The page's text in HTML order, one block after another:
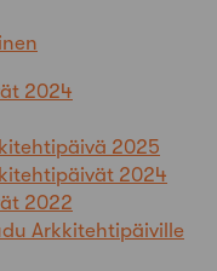
2024
2025
2024
2022
Arkkitehtipäiville